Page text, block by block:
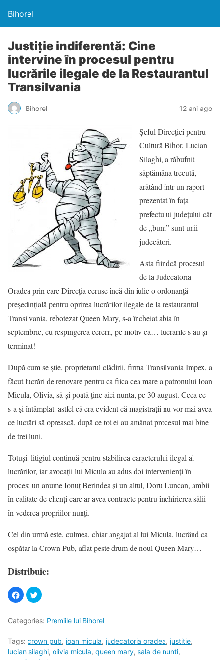
Bihorel
Justiţie indiferentă: Cine
intervine în procesul pentru
lucrările ilegale de la Restaurantul
Transilvania
Bihorel 12 ani ago
Şeful Direcţiei pentru
Cultură Bihor, Lucian
Silaghi, a răbufnit
săptămâna trecută,
arătând într-un raport
prezentat în faţa
prefectului judeţului cât
de „buni” sunt unii
judecători.
Asta fiindcă procesul
de la Judecătoria
Oradea prin care Direcţia ceruse încă din iulie o ordonanţă
preşedinţială pentru oprirea lucrărilor ilegale de la restaurantul
Transilvania, rebotezat Queen Mary, s-a încheiat abia în
septembrie, cu respingerea cererii, pe motiv că… lucrările s-au şi
terminat!
După cum se ştie, proprietarul clădirii, firma Transilvania Impex, a
făcut lucrări de renovare pentru ca fiica cea mare a patronului Ioan
Micula, Olivia, să-şi poată ţine aici nunta, pe 30 august. Ceea ce
s-a şi întâmplat, astfel că era evident că magistraţii nu vor mai avea
ce lucrări să oprească, după ce tot ei au amânat procesul mai bine
de trei luni.
Totuşi, litigiul continuă pentru stabilirea caracterului ilegal al
lucrărilor, iar avocaţii lui Micula au adus doi intervenienţi în
proces: un anume Ionuţ Berindea şi un altul, Doru Luncan, ambii
în calitate de clienţi care ar avea contracte pentru închirierea sălii
în vederea propriilor nunţi.
Cel din urmă este, culmea, chiar angajat al lui Micula, lucrând ca
ospătar la Crown Pub, aflat peste drum de noul Queen Mary…
Distribuie:
Categories: Premiile lui Bihorel
Tags: crown pub, ioan micula, judecatoria oradea, justitie,
lucian silaghi, olivia micula, queen mary, sala de nunti,